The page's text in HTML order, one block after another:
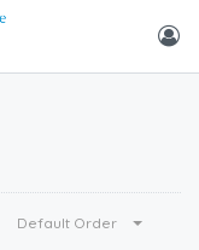
Default Order